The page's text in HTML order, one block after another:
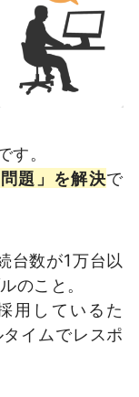
。
題」を解決で
台数が1万台以
のこと。
用しているた
イムでレスポ